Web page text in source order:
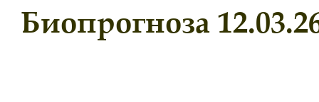
Биопрогноза